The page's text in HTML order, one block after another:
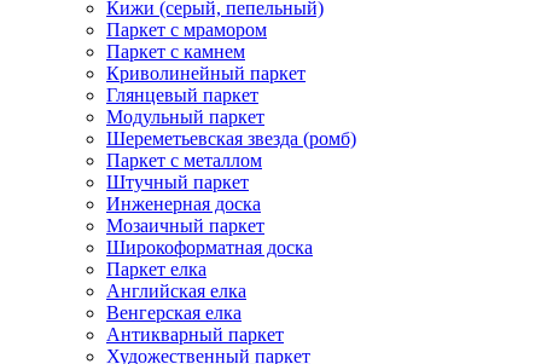
Кижи (серый, пепельный)
Паркет с мрамором
Паркет с камнем
Криволинейный паркет
Глянцевый паркет
Модульный паркет
Шереметьевская звезда (ромб)
Паркет с металлом
Штучный паркет
Инженерная доска
Мозаичный паркет
Широкоформатная доска
Паркет елка
Английская елка
Венгерская елка
Антикварный паркет
Художественный паркет